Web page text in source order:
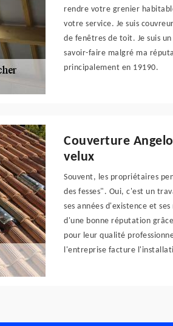
rendre votre grenier
votre service. Je suis
de fenêtres de toit. Je suis
savoir-faire malgré ma
principalement en 19190.
Couverture
velux
Souvent, les propriétaires
des fesses". Oui, c'est un
ses années d'existence et
d'une bonne réputation
pour leur qualité
l'entreprise facture